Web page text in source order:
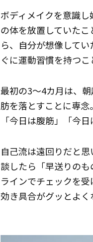
ボディメイクを意識
の体を放置していた
ら、自分が想像して
ぐに運動習慣を持つこ
最初の3〜4カ月は、
肪を落とすことに専
「今日は腹筋」「今
自己流は遠回りだと
談したら「早送りの
ラインでチェックを
効き具合がグッとよく